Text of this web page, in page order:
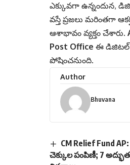
ఎక్కువగా ఉన్నందున,
వస్తే ప్రజలు మరింతగా
ఆశాభావం వ్యక్తం చేశారు.
Post Office ఈ డిజిటల్
పోషించనుంది.
Author
Bhuvana
CM Relief Fund
చెక్కుల పంపిణీ; 7